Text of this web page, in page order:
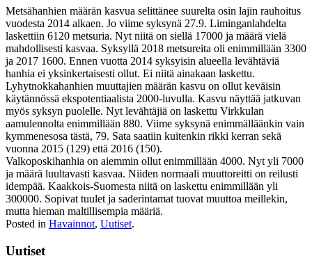
Metsähanhien määrän kasvua selittänee suurelta osin lajin rauhoitus
vuodesta 2014 alkaen. Jo viime syksynä 27.9. Liminganlahdelta
laskettiin 6120 metsuria. Nyt niitä on siellä 17000 ja määrä vielä
mahdollisesti kasvaa. Syksyllä 2018 metsureita oli enimmillään 3300
ja 2017 1600. Ennen vuotta 2014 syksyisin alueella levähtäviä
hanhia ei yksinkertaisesti ollut. Ei niitä ainakaan laskettu.
Lyhytnokkahanhien muuttajien määrän kasvu on ollut keväisin
käytännössä ekspotentiaalista 2000-luvulla. Kasvu näyttää jatkuvan
myös syksyn puolelle. Nyt levähtäjiä on laskettu Virkkulan
aamulennolta enimmillään 880. Viime syksynä enimmälläänkin vain
kymmenesosa tästä, 79. Sata saatiin kuitenkin rikki kerran sekä
vuonna 2015 (129) että 2016 (150).
Valkoposkihanhia on aiemmin ollut enimmillään 4000. Nyt yli 7000
ja määrä luultavasti kasvaa. Niiden normaali muuttoreitti on reilusti
idempää. Kaakkois-Suomesta niitä on laskettu enimmillään yli
300000. Sopivat tuulet ja saderintamat tuovat muuttoa meillekin,
mutta hieman maltillisempia määriä.
Posted in Havainnot, Uutiset.
Uutiset